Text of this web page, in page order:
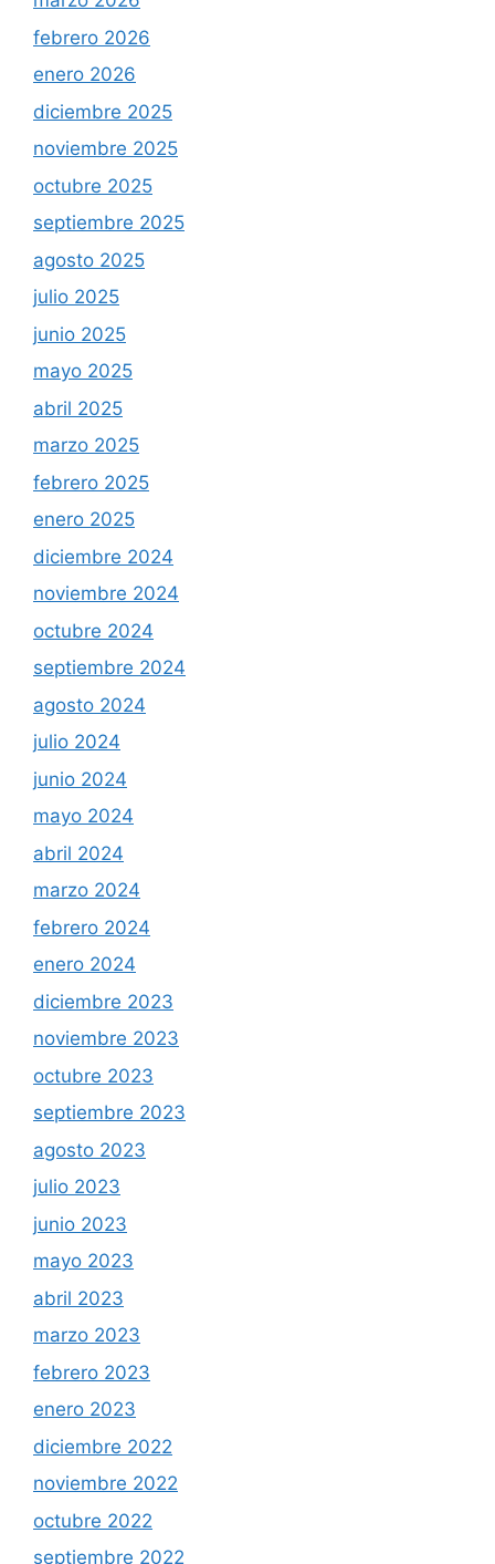
febrero 2026
enero 2026
diciembre 2025
noviembre 2025
octubre 2025
septiembre 2025
agosto 2025
julio 2025
junio 2025
mayo 2025
abril 2025
marzo 2025
febrero 2025
enero 2025
diciembre 2024
noviembre 2024
octubre 2024
septiembre 2024
agosto 2024
julio 2024
junio 2024
mayo 2024
abril 2024
marzo 2024
febrero 2024
enero 2024
diciembre 2023
noviembre 2023
octubre 2023
septiembre 2023
agosto 2023
julio 2023
junio 2023
mayo 2023
abril 2023
marzo 2023
febrero 2023
enero 2023
diciembre 2022
noviembre 2022
octubre 2022
septiembre 2022